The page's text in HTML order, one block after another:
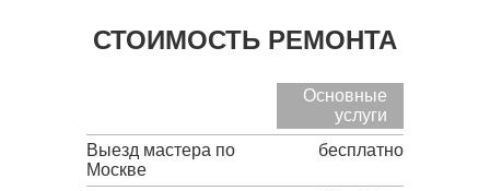
СТОИМОСТЬ РЕМОНТА
Основные
услуги
Выезд мастера по
Москве
бесплатно